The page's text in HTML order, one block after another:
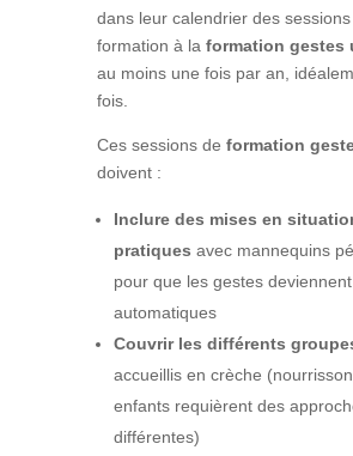
dans leur calendrier des sessions
formation à la formation gestes
au moins une fois par an,
fois.
Ces sessions de formation
doivent :
Inclure des mises en
pratiques avec mannequins
pour que les gestes deviennent
automatiques
Couvrir les différents
accueillis en crèche
enfants requièrent des
différentes)